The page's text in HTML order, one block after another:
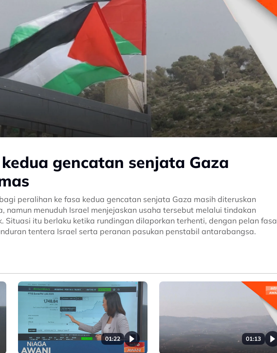
gencatan senjata Gaza
peralihan ke fasa kedua gencatan senjata Gaza masih diteruskan
menuduh Israel menjejaskan usaha tersebut melalui tindakan
Situasi itu berlaku ketika rundingan dilaporkan terhenti, dengan pelan fasa
tentera Israel serta peranan pasukan penstabil antarabangsa.
01:22 01:13